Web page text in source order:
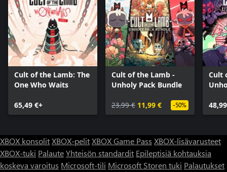
Cult of the Lamb: The
One Who Waits
65,49 €+
Cult of the Lamb -
Unholy Pack Bundle
23,99 € 11,99 € -50%
Cult
XBOX konsolitXBOX-pelitXBOX Game Pass XBOX-lisävarusteet
XBOX-tuki PalauteYhteisön standardit Epileptisiä kohtauksia
koskeva varoitus Microsoft-tili Microsoft Storen tuki Palautukset